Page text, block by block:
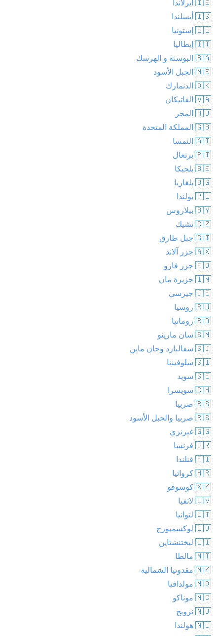
🇮🇪 أيرلاندا
🇮🇸 أيسلندا
🇪🇪 إستونيا
🇮🇹 إيطاليا
🇧🇦 البوسنة و الهرسك
🇲🇪 الجبل الأسود
🇩🇰 الدنمارك
🇻🇦 الفاتيكان
🇭🇺 المجر
🇬🇧 المملكة المتحدة
🇦🇹 النمسا
🇵🇹 برتغال
🇧🇪 بلجيكا
🇧🇬 بلغاريا
🇵🇱 بولندا
🇧🇾 بيلاروس
🇨🇿 تشيك
🇬🇮 جبل طارق
🇦🇽 جزر آلاند
🇫🇴 جزر فارو
🇮🇲 جزيرة مان
🇯🇪 جيرسي
🇷🇺 روسيا
🇷🇴 رومانيا
🇸🇲 سان مارينو
🇸🇯 سفالبارد وجان ماين
🇸🇮 سلوفينيا
🇸🇪 سويد
🇨🇭 سويسرا
🇷🇸 صربيا
🇷🇸 صربيا والجبل الأسود
🇬🇬 غيرنزي
🇫🇷 فرنسا
🇫🇮 فنلندا
🇭🇷 كرواتيا
🇽🇰 كوسوفو
🇱🇻 لاتفيا
🇱🇹 لتوانيا
🇱🇺 لوكسمبورج
🇱🇮 ليختنشتاين
🇲🇹 مالطا
🇲🇰 مقدونيا الشمالية
🇲🇩 مولدافيا
🇲🇨 موناكو
🇳🇴 نرويج
🇳🇱 هولندا